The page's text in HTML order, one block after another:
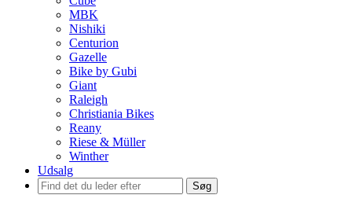
MBK
Nishiki
Centurion
Gazelle
Bike by Gubi
Giant
Raleigh
Christiania Bikes
Reany
Riese & Müller
Winther
Udsalg
Søg